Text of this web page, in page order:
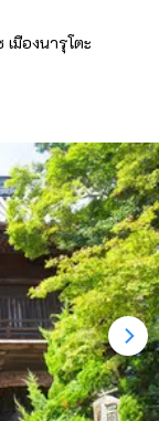
มืองนารุโตะ